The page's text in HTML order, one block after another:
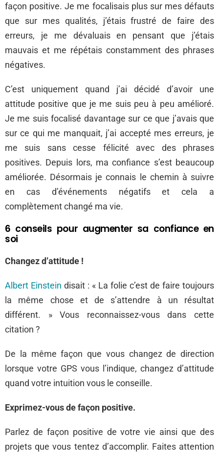
façon positive. Je me focalisais plus sur mes défauts
que sur mes qualités, j’étais frustré de faire des
erreurs, je me dévaluais en pensant que j’étais
mauvais et me répétais constamment des phrases
négatives.
C’est uniquement quand j’ai décidé d’avoir une
attitude positive que je me suis peu à peu amélioré.
Je me suis focalisé davantage sur ce que j’avais que
sur ce qui me manquait, j’ai accepté mes erreurs, je
me suis sans cesse félicité avec des phrases
positives. Depuis lors, ma confiance s’est beaucoup
améliorée. Désormais je connais le chemin à suivre
en cas d’événements négatifs et cela a
complètement changé ma vie.
6 conseils pour augmenter sa confiance en
soi
Changez d’attitude !
Albert Einstein disait : « La folie c’est de faire toujours
la même chose et de s’attendre à un résultat
différent. » Vous reconnaissez-vous dans cette
citation ?
De la même façon que vous changez de direction
lorsque votre GPS vous l’indique, changez d’attitude
quand votre intuition vous le conseille.
Exprimez-vous de façon positive.
Parlez de façon positive de votre vie ainsi que des
projets que vous tentez d’accomplir. Faites attention